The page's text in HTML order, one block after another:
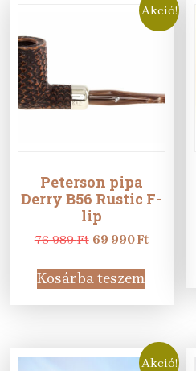
Akció!
Peterson pipa
Derry B56 Rustic F-
lip
76 989Ft Original
was:
76
989 Ft.
69 990FtCurrent
990 Ft.
Kosárba teszem
Akció!